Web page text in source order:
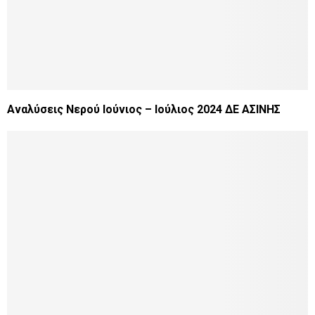
Αναλύσεις Νερού Ιούνιος – Ιούλιος 2024 ΔΕ ΑΣΙΝΗΣ